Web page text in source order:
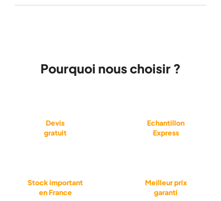
Pourquoi nous choisir ?
Devis
gratuit
Echantillon
Express
Stock important
en France
Meilleur prix
garanti